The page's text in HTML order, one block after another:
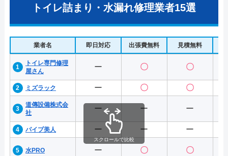
トイレ詰まり・水漏れ修理業者15選
業者名 即日対応 出張費無料 見積無料
トイレ専門修理
屋さん
ー 〇 〇
ミズラック ー 〇 〇
道傳設備株式会
社
ー ー ー
パイプ美人 ー ー ー
水PRO ー 〇 〇
スクロールで比較